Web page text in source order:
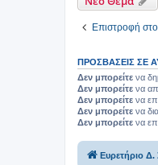
Επιστροφή
ΠΡΟΣΒΆΣΕΙΣ ΣΕ
Δεν μπορείτε να
Δεν μπορείτε να
Δεν μπορείτε να
Δεν μπορείτε να
Δεν μπορείτε να
Ευρετήριο